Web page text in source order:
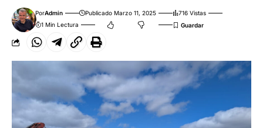
PorAdmin Publicado Marzo 11, 2025
716 Vistas
1 Min Lectura